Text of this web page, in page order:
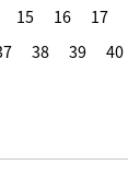
15 16 17
38 39 40